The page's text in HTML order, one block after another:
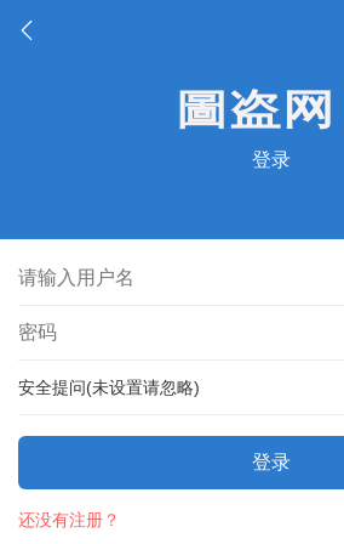
登录
安全提问(未设置请忽略)
登录
还没有注册？